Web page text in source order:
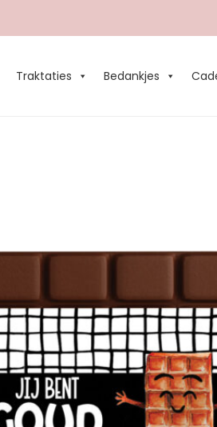
Traktaties Bedankjes